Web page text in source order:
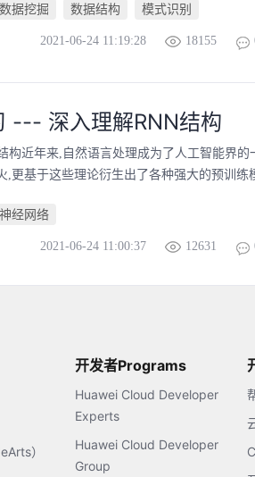
数据挖掘 数据结构 模式识别
2021-06-24 11:19:28 18155
--- 深入理解RNN结构
构近年来,自然语言处理成为了人工智能界的
,更基于这些理论衍生出了各种强大的预训练
神经网络
2021-06-24 11:00:37 12631
）
开发者Programs
Huawei Cloud Developer
Experts
Huawei Cloud Developer
Group